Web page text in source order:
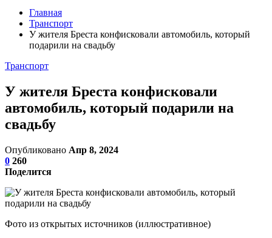
Главная
Транспорт
У жителя Бреста конфисковали автомобиль, который
подарили на свадьбу
Транспорт
У жителя Бреста конфисковали
автомобиль, который подарили на
свадьбу
Опубликовано Апр 8, 2024
0 260
Поделится
Фото из открытых источников (иллюстративное)